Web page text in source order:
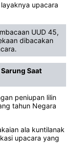
upacara
UUD 45,
dibacakan
Saat
peniupan lilin
tahun Negara
ala kuntilanak
upacara yang